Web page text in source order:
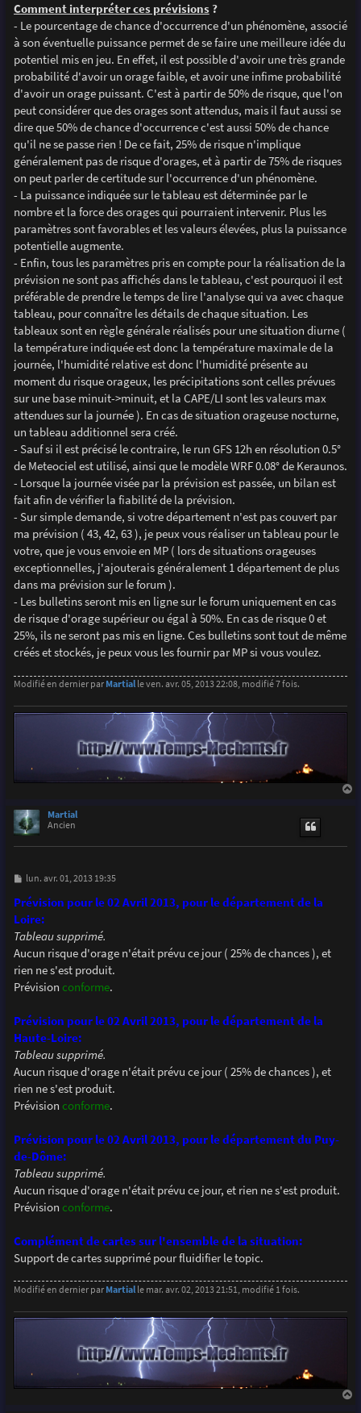
Comment interpréter ces prévisions?
- Le pourcentage de chance d'occurrence d'un phénomène, associé
à son éventuelle puissance permet de se faire une meilleure idée du
potentiel mis en jeu. En effet, il est possible d'avoir une très grande
probabilité d'avoir un orage faible, et avoir une infime probabilité
d'avoir un orage puissant. C'est à partir de 50% de risque, que l'on
peut considérer que des orages sont attendus, mais il faut aussi se
dire que 50% de chance d'occurrence c'est aussi 50% de chance
qu'il ne se passe rien ! De ce fait, 25% de risque n'implique
généralement pas de risque d'orages, et à partir de 75% de risques
on peut parler de certitude sur l'occurrence d'un phénomène.
- La puissance indiquée sur le tableau est déterminée par le
nombre et la force des orages qui pourraient intervenir. Plus les
paramètres sont favorables et les valeurs élevées, plus la puissance
potentielle augmente.
- Enfin, tous les paramètres pris en compte pour la réalisation de la
prévision ne sont pas affichés dans le tableau, c'est pourquoi il est
préférable de prendre le temps de lire l'analyse qui va avec chaque
tableau, pour connaître les détails de chaque situation. Les
tableaux sont en règle générale réalisés pour une situation diurne (
la température indiquée est donc la température maximale de la
journée, l'humidité relative est donc l'humidité présente au
moment du risque orageux, les précipitations sont celles prévues
sur une base minuit->minuit, et la CAPE/LI sont les valeurs max
attendues sur la journée ). En cas de situation orageuse nocturne,
un tableau additionnel sera créé.
- Sauf si il est précisé le contraire, le run GFS 12h en résolution 0.5°
de Meteociel est utilisé, ainsi que le modèle WRF 0.08° de Keraunos.
- Lorsque la journée visée par la prévision est passée, un bilan est
fait afin de vérifier la fiabilité de la prévision.
- Sur simple demande, si votre département n'est pas couvert par
ma prévision ( 43, 42, 63 ), je peux vous réaliser un tableau pour le
votre, que je vous envoie en MP ( lors de situations orageuses
exceptionnelles, j'ajouterais généralement 1 département de plus
dans ma prévision sur le forum ).
- Les bulletins seront mis en ligne sur le forum uniquement en cas
de risque d'orage supérieur ou égal à 50%. En cas de risque 0 et
25%, ils ne seront pas mis en ligne. Ces bulletins sont tout de même
créés et stockés, je peux vous les fournir par MP si vous voulez.
Modifié en dernier par Martialle ven. avr. 05, 2013 22:08, modifié 7 fois.
Martial
Ancien
M
s
s
a
g
e
lun. avr. 01, 2013 19:35
Prévision pour le 02 Avril 2013, pour le département de la
Loire:
Tableau supprimé.
Aucun risque d'orage n'était prévu ce jour ( 25% de chances ), et
rien ne s'est produit.
Prévision conforme.
Prévision pour le 02 Avril 2013, pour le département de la
Haute-Loire:
Tableau supprimé.
Aucun risque d'orage n'était prévu ce jour ( 25% de chances ), et
rien ne s'est produit.
Prévision conforme.
Prévision pour le 02 Avril 2013, pour le département du Puy-
de-Dôme:
Tableau supprimé.
Aucun risque d'orage n'était prévu ce jour, et rien ne s'est produit.
Prévision conforme.
Complément de cartes sur l'ensemble de la situation:
Support de cartes supprimé pour fluidifier le topic.
Modifié en dernier par Martialle mar. avr. 02, 2013 21:51, modifié 1 fois.